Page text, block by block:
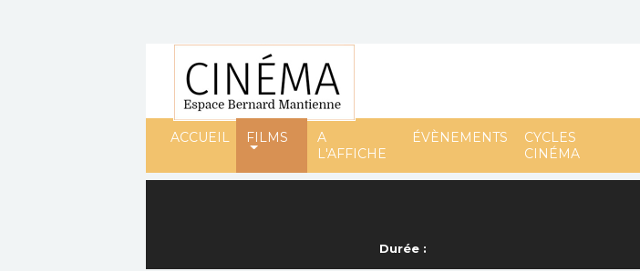
ACCUEIL FILMS
A
L'AFFICHE
ÉVÈNEMENTS
CYCLES
CINÉMA
Durée :